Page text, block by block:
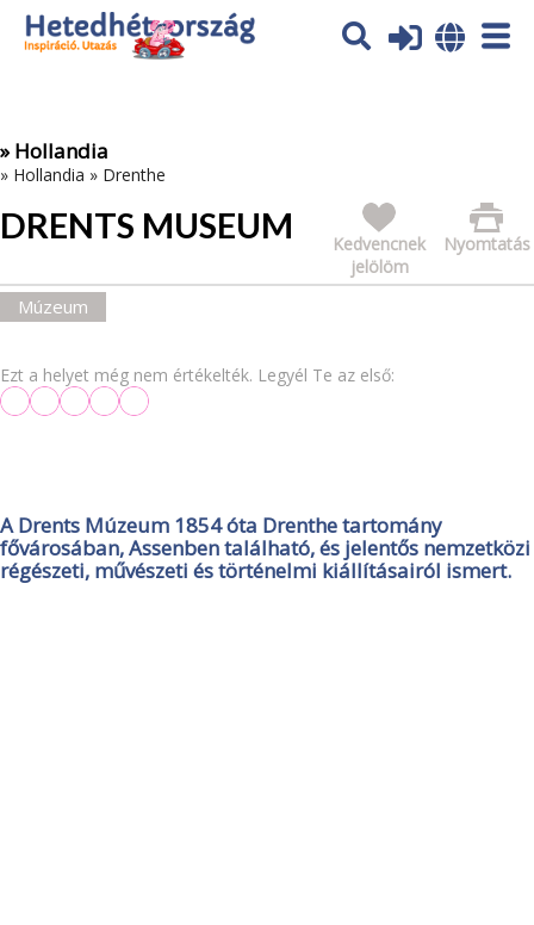
Az oldal sütiket (cookies) használ. További tájékoztatás itt:
Adatvédelmi tájékoztató
» Hollandia
» Hollandia » Drenthe
DRENTS MUSEUM Nyomtatás
Kedvencnek
jelölöm
Múzeum
Ezt a helyet még nem értékelték. Legyél Te az első:
A Drents Múzeum 1854 óta Drenthe tartomány
fővárosában, Assenben található, és jelentős nemzetközi
régészeti, művészeti és történelmi kiállításairól ismert.